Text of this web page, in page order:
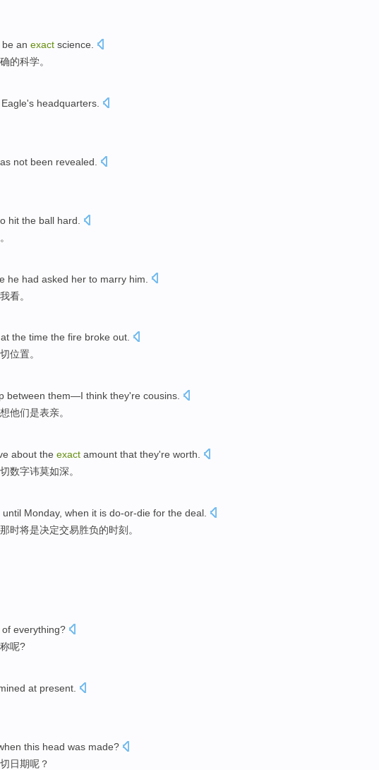
be an exact science.
的科学。
Eagle's headquarters
not been revealed
hit the ball hard
he had asked her to marry him
我看。
at the time the fire broke out.
位置。
between them—I think they're cousins
想他们是表亲。
about the exact amount that they're worth
数字讳莫如深。
until Monday, when it is do-or-die for the deal
那时将是决定交易胜负的时刻。
of everything?
呢?
at present
this head was made?
日期呢？